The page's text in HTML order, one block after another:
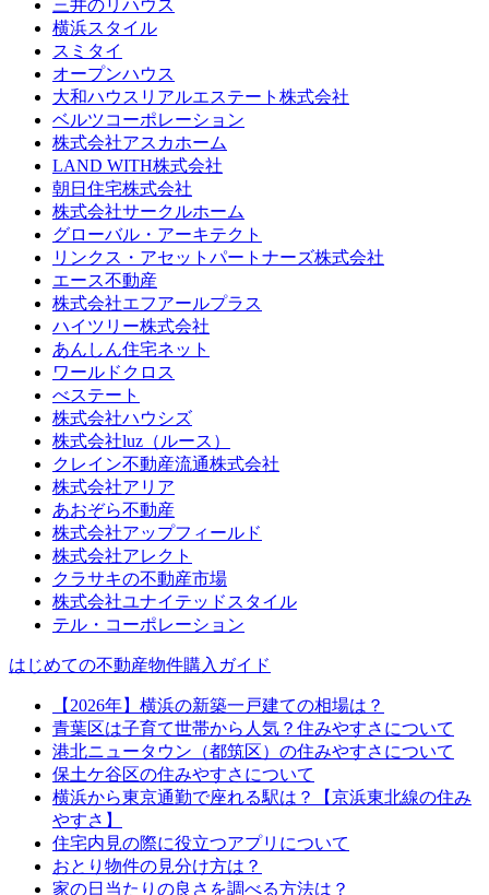
三井のリハウス
横浜スタイル
スミタイ
オープンハウス
大和ハウスリアルエステート株式会社
ベルツコーポレーション
株式会社アスカホーム
LAND WITH株式会社
朝日住宅株式会社
株式会社サークルホーム
グローバル・アーキテクト
リンクス・アセットパートナーズ株式会社
エース不動産
株式会社エフアールプラス
ハイツリー株式会社
あんしん住宅ネット
ワールドクロス
べステート
株式会社ハウシズ
株式会社luz（ルース）
クレイン不動産流通株式会社
株式会社アリア
あおぞら不動産
株式会社アップフィールド
株式会社アレクト
クラサキの不動産市場
株式会社ユナイテッドスタイル
テル・コーポレーション
はじめての不動産物件購入ガイド
【2026年】横浜の新築一戸建ての相場は？
青葉区は子育て世帯から人気？住みやすさについて
港北ニュータウン（都筑区）の住みやすさについて
保土ケ谷区の住みやすさについて
横浜から東京通勤で座れる駅は？【京浜東北線の住み
やすさ】
住宅内見の際に役立つアプリについて
おとり物件の見分け方は？
家の日当たりの良さを調べる方法は？